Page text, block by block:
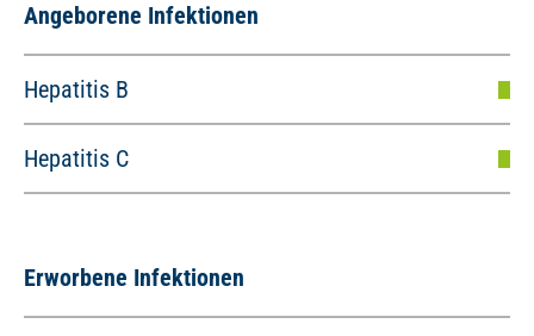
Angeborene Infektionen
Hepatitis B
Hepatitis C
Erworbene Infektionen